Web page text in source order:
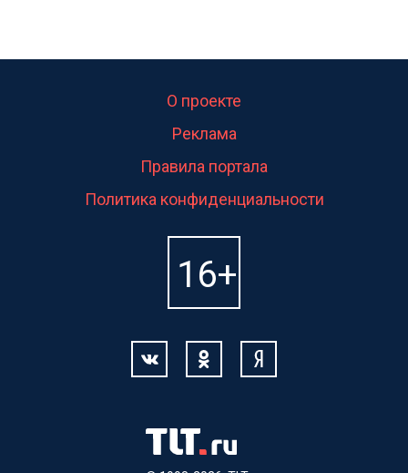
О проекте
Реклама
Правила портала
Политика конфиденциальности